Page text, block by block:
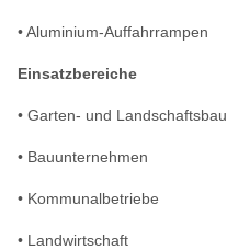
• Aluminium-Auffahrrampen
Einsatzbereiche
• Garten- und Landschaftsbau
• Bauunternehmen
• Kommunalbetriebe
• Landwirtschaft